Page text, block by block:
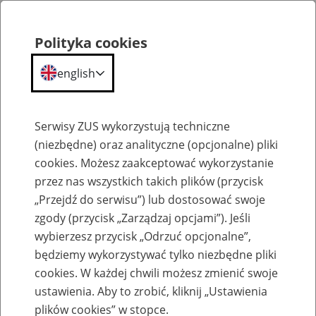
Szkolenia
Zaproś ZUS do siebie: Aktywni 50+
Polityka cookies
english
Serwisy ZUS wykorzystują techniczne
(niezbędne) oraz analityczne (opcjonalne) pliki
cookies. Możesz zaakceptować wykorzystanie
przez nas wszystkich takich plików (przycisk
„Przejdź do serwisu”) lub dostosować swoje
zgody (przycisk „Zarządzaj opcjami”). Jeśli
wybierzesz przycisk „Odrzuć opcjonalne”,
będziemy wykorzystywać tylko niezbędne pliki
cookies. W każdej chwili możesz zmienić swoje
ustawienia. Aby to zrobić, kliknij „Ustawienia
plików cookies” w stopce.